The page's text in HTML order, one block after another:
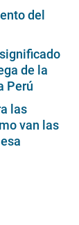
del
de la
Perú
las
van las